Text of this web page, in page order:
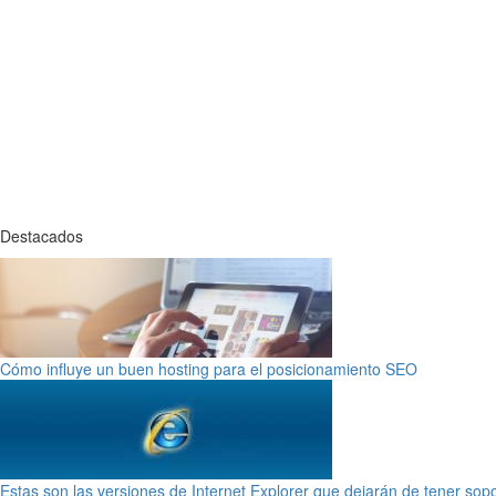
Destacados
Cómo influye un buen hosting para el posicionamiento SEO
Estas son las versiones de Internet Explorer que dejarán de tener